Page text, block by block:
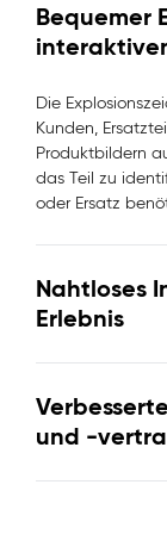
Bequemer
Die
Kunden,
Produktbildern
das Teil zu
oder Ersatz
Nahtloses
Erlebnis
und -